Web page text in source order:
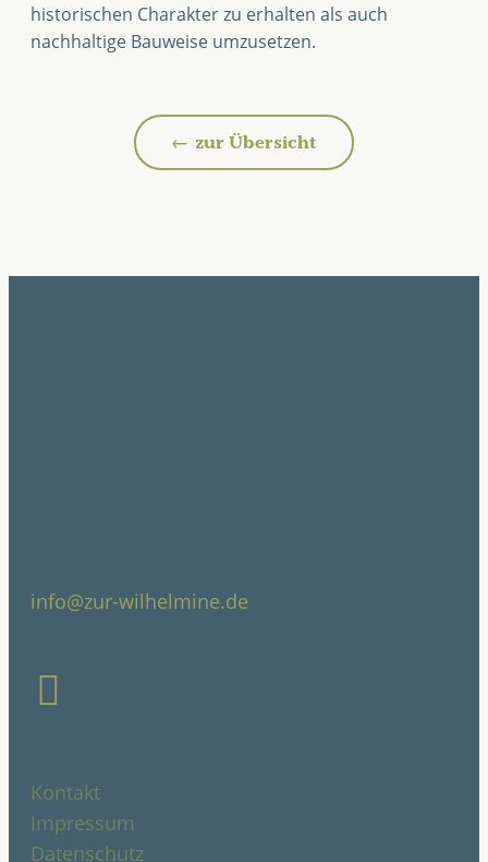
historischen Charakter zu erhalten als auch
nachhaltige Bauweise umzusetzen.
← zur Übersicht
info@zur-wilhelmine.de
Kontakt
Impressum
Datenschutz